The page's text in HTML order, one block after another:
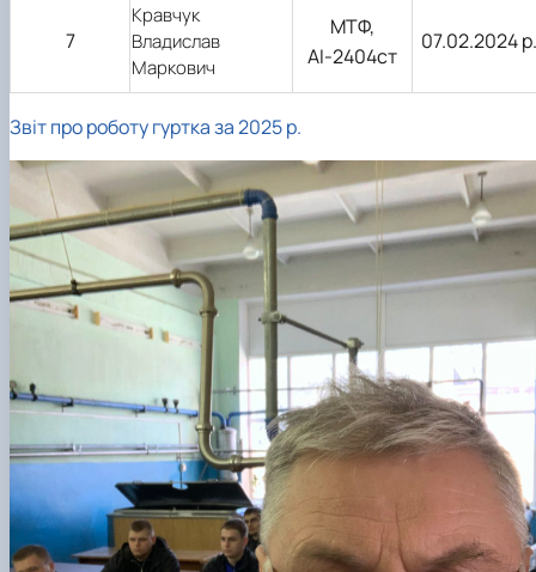
7
Кравчук
Владислав
Маркович
МТФ,
АІ-2404ст
07.02.2024 р.
Звіт про роботу гуртка за 2025 р.